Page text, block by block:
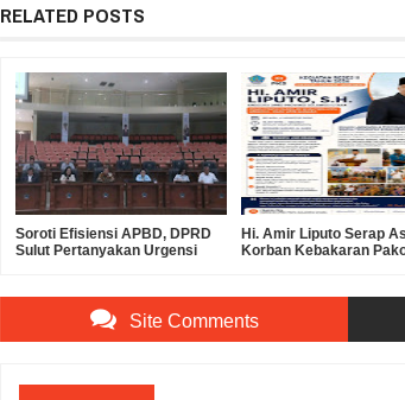
RELATED POSTS
Soroti Efisiensi APBD, DPRD
Sulut Pertanyakan Urgensi
Hi. Amir Liputo Serap
Korban Kebakaran
Site Comments